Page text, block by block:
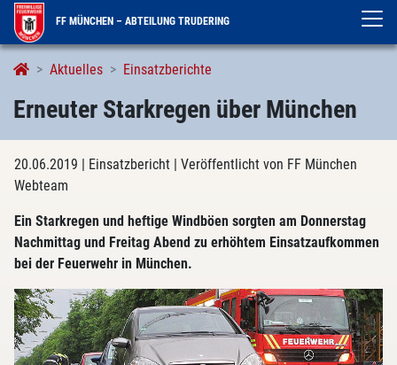
FF MÜNCHEN – ABTEILUNG TRUDERING
Aktuelles Einsatzberichte
Erneuter Starkregen über München
20.06.2019 | Einsatzbericht | Veröffentlicht von FF München
Webteam
Ein Starkregen und heftige Windböen sorgten am Donnerstag
Nachmittag und Freitag Abend zu erhöhtem Einsatzaufkommen
bei der Feuerwehr in München.